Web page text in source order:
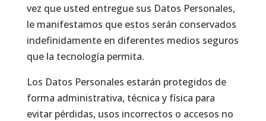
vez que usted entregue sus Datos Personales,
le manifestamos que estos serán conservados
indefinidamente en diferentes medios seguros
que la tecnología permita.
Los Datos Personales estarán protegidos de
forma administrativa, técnica y física para
evitar pérdidas, usos incorrectos o accesos no